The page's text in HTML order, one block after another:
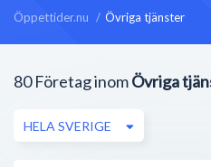
Öppettider.nu Övriga tjänster
80 Företag inomÖvriga
HELA SVERIGE